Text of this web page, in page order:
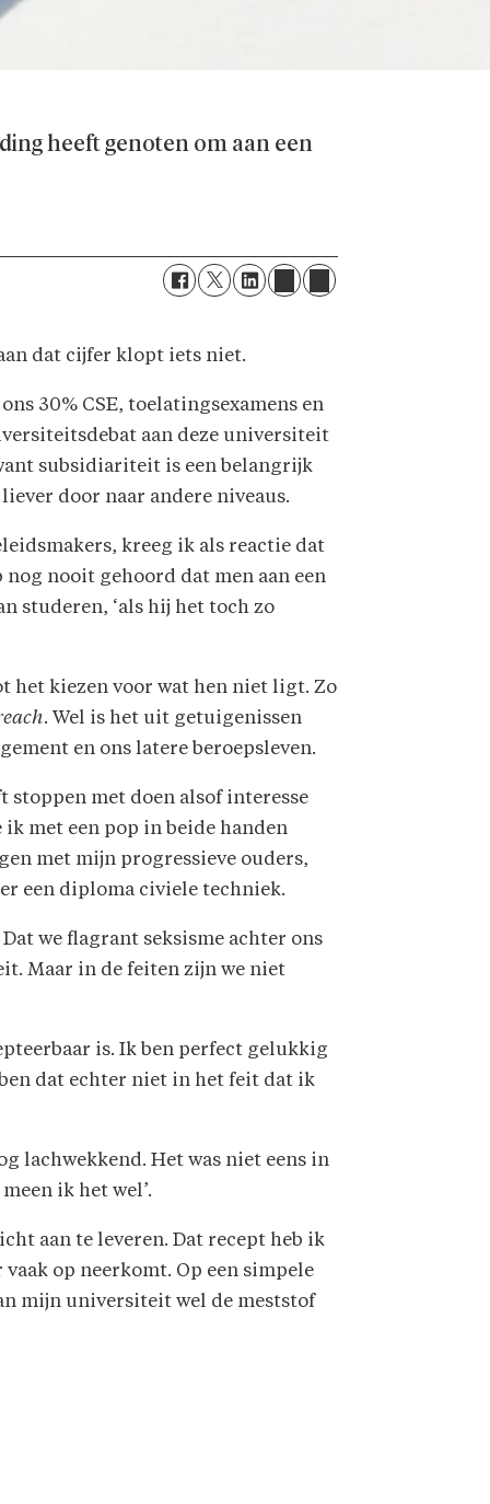
heeft genoten om aan een
dat cijfer klopt iets niet.
30% CSE, toelatingsexamens en
aan deze universiteit
subsidiariteit is een belangrijk
door naar andere niveaus.
kreeg ik als reactie dat
nog nooit gehoord dat men aan een
studeren, ‘als hij het toch zo
het kiezen voor wat hen niet ligt. Zo
. Wel is het uit getuigenissen
en ons latere beroepsleven.
stoppen met doen alsof interesse
met een pop in beide handen
met mijn progressieve ouders,
een diploma civiele techniek.
we flagrant seksisme achter ons
Maar in de feiten zijn we niet
is. Ik ben perfect gelukkig
dat echter niet in het feit dat ik
lachwekkend. Het was niet eens in
ik het wel’.
aan te leveren. Dat recept heb ik
op neerkomt. Op een simpele
mijn universiteit wel de meststof